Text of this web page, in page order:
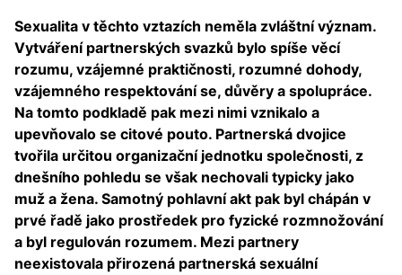
Sexualita v těchto vztazích neměla zvláštní význam.
Vytváření partnerských svazků bylo spíše věcí
rozumu, vzájemné praktičnosti, rozumné dohody,
vzájemného respektování se, důvěry a spolupráce.
Na tomto podkladě pak mezi nimi vznikalo a
upevňovalo se citové pouto. Partnerská dvojice
tvořila určitou organizační jednotku společnosti, z
dnešního pohledu se však nechovali typicky jako
muž a žena. Samotný pohlavní akt pak byl chápán v
prvé řadě jako prostředek pro fyzické rozmnožování
a byl regulován rozumem. Mezi partnery
neexistovala přirozená partnerská sexuální